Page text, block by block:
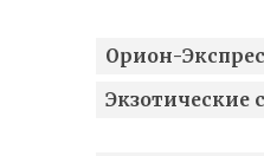
Орион-
Экзотические